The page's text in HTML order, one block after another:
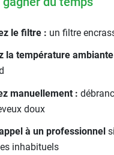
sur
/ huile
avec brûleur
au fioul
le filtre : un filtre
la température
manuellement :
doux
à un professionnel
inhabituels